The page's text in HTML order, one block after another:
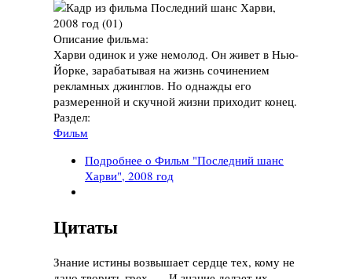
Описание фильма:
Харви одинок и уже немолод. Он живет в Нью-
Йорке, зарабатывая на жизнь сочинением
рекламных джинглов. Но однажды его
размеренной и скучной жизни приходит конец.
Раздел:
Фильм
Подробнее о Фильм "Последний шанс
Харви", 2008 год
Цитаты
Знание истины возвышает сердце тех, кому не